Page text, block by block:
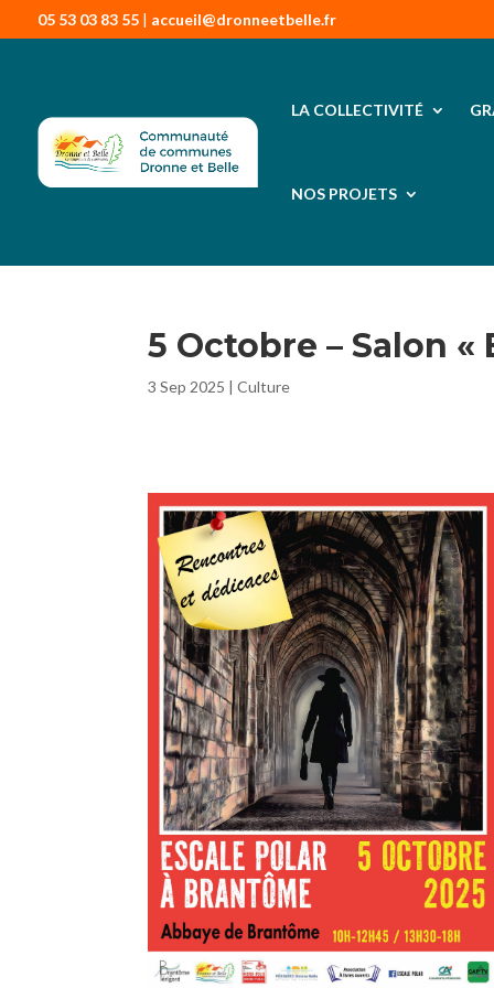
05 53 03 83 55| accueil@dronneetbelle.fr
LA COLLECTIVITÉ
NOS PROJETS
5 Octobre – Salon «
3 Sep 2025 |Culture